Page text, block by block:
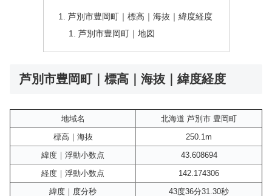
芦別市豊岡町｜標高｜海抜｜緯度経度
芦別市豊岡町｜地図
芦別市豊岡町｜標高｜海抜｜緯度経度
地域名
北海道 芦別市 豊岡町
標高｜海抜
250.1m
緯度｜浮動小数点
43.608694
経度｜浮動小数点
142.174306
緯度｜度分秒
43度36分31.30秒